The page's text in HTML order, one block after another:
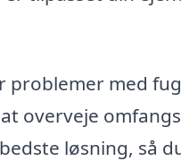
problemer med
overveje
løsning, så